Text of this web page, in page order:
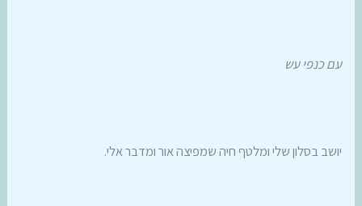
עם כנפי עש
יושב בסלון שלי ומלטף חיה שמפיצה אור ומדבר אלי.